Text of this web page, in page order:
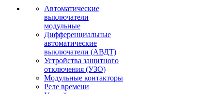
Автоматические
выключатели
модульные
Дифференциальные
автоматические
выключатели (АВДТ)
Устройства защитного
отключения (УЗО)
Модульные контакторы
Реле времени